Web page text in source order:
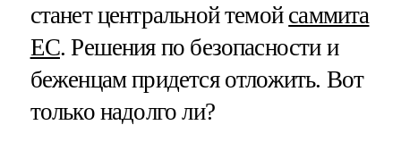
станет центральной темой саммита
ЕС. Решения по безопасности и
беженцам придется отложить. Вот
только надолго ли?